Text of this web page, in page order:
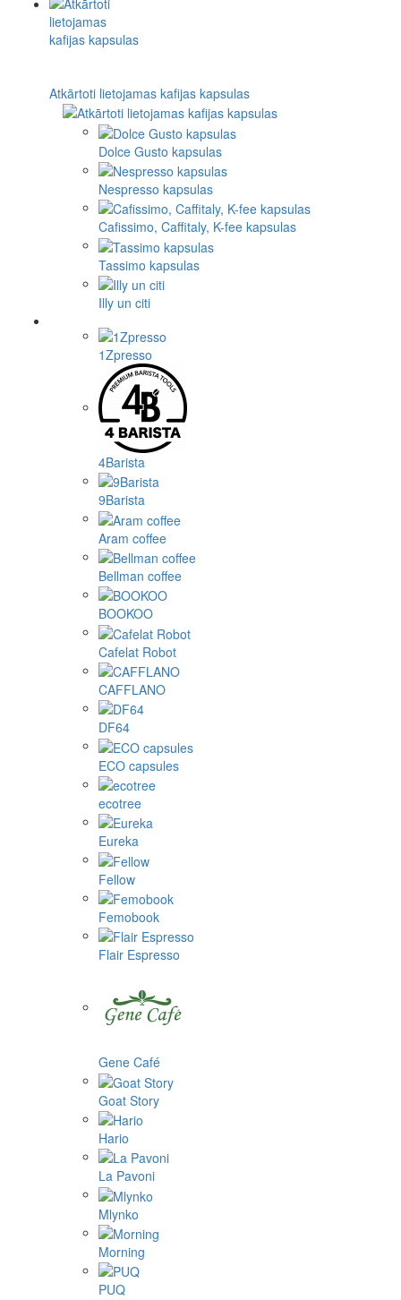
Atkārtoti lietojamas kafijas kapsulas
Dolce Gusto kapsulas
Nespresso kapsulas
Cafissimo, Caffitaly, K-fee kapsulas
Tassimo kapsulas
Illy un citi
1Zpresso
4Barista
9Barista
Aram coffee
Bellman coffee
BOOKOO
Cafelat Robot
CAFFLANO
DF64
ECO capsules
ecotree
Eureka
Fellow
Femobook
Flair Espresso
Gene Café
Goat Story
Hario
La Pavoni
Mlynko
Morning
PUQ